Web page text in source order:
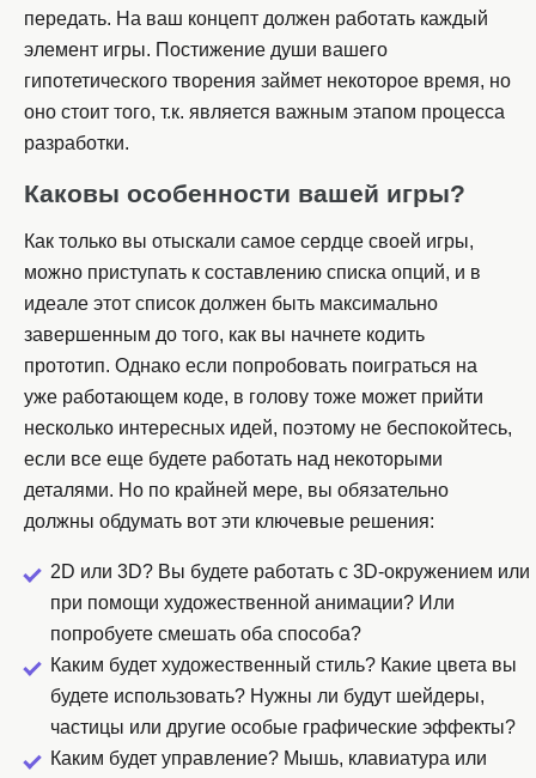
передать. На ваш концепт должен работать каждый
элемент игры. Постижение души вашего
гипотетического творения займет некоторое время, но
оно стоит того, т.к. является важным этапом процесса
разработки.
Каковы особенности вашей игры?
Как только вы отыскали самое сердце своей игры,
можно приступать к составлению списка опций, и в
идеале этот список должен быть максимально
завершенным до того, как вы начнете кодить
прототип. Однако если попробовать поиграться на
уже работающем коде, в голову тоже может прийти
несколько интересных идей, поэтому не беспокойтесь,
если все еще будете работать над некоторыми
деталями. Но по крайней мере, вы обязательно
должны обдумать вот эти ключевые решения:
2D или 3D? Вы будете работать с 3D-окружением или
при помощи художественной анимации? Или
попробуете смешать оба способа?
Каким будет художественный стиль? Какие цвета вы
будете использовать? Нужны ли будут шейдеры,
частицы или другие особые графические эффекты?
Каким будет управление? Мышь, клавиатура или